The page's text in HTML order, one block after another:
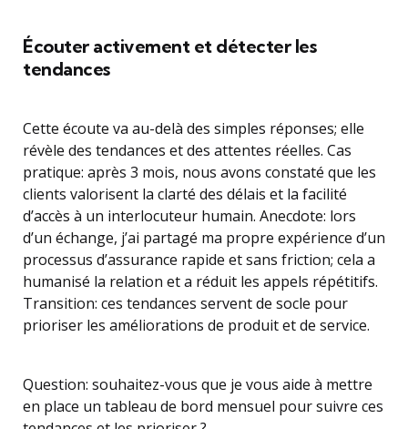
Écouter activement et détecter les
tendances
Cette écoute va au-delà des simples réponses; elle
révèle des tendances et des attentes réelles. Cas
pratique: après 3 mois, nous avons constaté que les
clients valorisent la clarté des délais et la facilité
d’accès à un interlocuteur humain. Anecdote: lors
d’un échange, j’ai partagé ma propre expérience d’un
processus d’assurance rapide et sans friction; cela a
humanisé la relation et a réduit les appels répétitifs.
Transition: ces tendances servent de socle pour
prioriser les améliorations de produit et de service.
Question: souhaitez-vous que je vous aide à mettre
en place un tableau de bord mensuel pour suivre ces